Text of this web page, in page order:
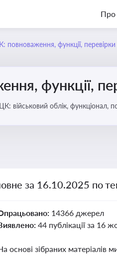
Про
повноваження, функції, перевірки
функції,
ТЦК: військовий облік,
за 16.10.2025 по
14366 джерел
44 публікації за 16
основі зібраних матеріалів